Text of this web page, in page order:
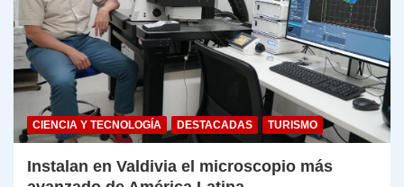
CIENCIA Y TECNOLOGÍA DESTACADAS TURISMO
Instalan en Valdivia el microscopio más